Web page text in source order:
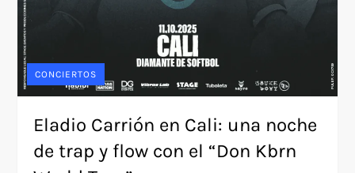
CONCIERTOS
Eladio Carrión en Cali: una noche
de trap y flow con el “Don Kbrn